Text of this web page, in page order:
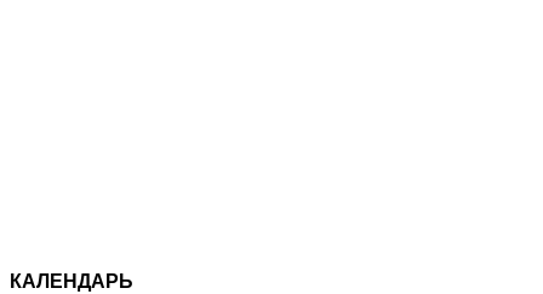
КАЛЕНДАРЬ